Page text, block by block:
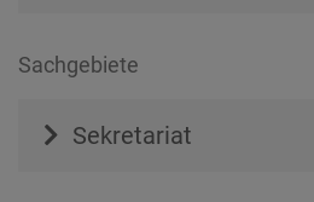
Sachgebiete
Sekretariat